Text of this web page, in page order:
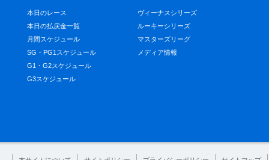
本日のレース
本日の払戻金一覧
月間スケジュール
SG・PG1スケジュール
G1・G2スケジュール
G3スケジュール
ヴィーナスシリーズ
ルーキーシリーズ
マスターズリーグ
メディア情報